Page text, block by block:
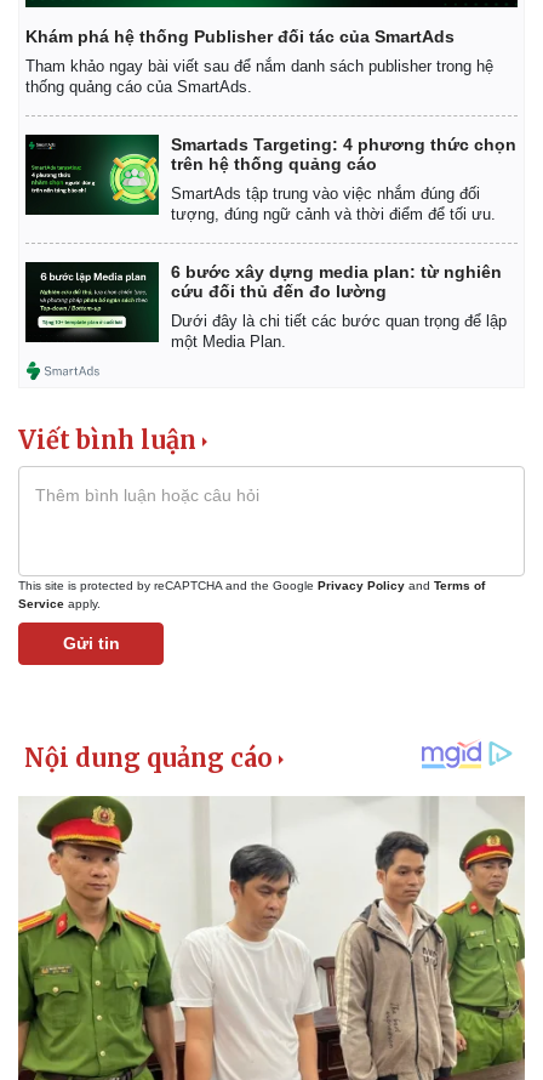
Thể thao
Bóng đá
Lịch thi đấu bóng đá
Thế giới thể thao
eSports
Hậu trường
Ô tô - Xe máy
Ô tô
Tư vấn
Khám phá hệ thống Publisher đối tác của SmartAds
Tham khảo ngay bài viết sau để nắm danh sách publisher trong hệ
thống quảng cáo của SmartAds.
Smartads Targeting: 4 phương thức chọn
trên hệ thống quảng cáo
SmartAds tập trung vào việc nhắm đúng đối
tượng, đúng ngữ cảnh và thời điểm để tối ưu.
6 bước xây dựng media plan: từ nghiên
cứu đối thủ đến đo lường
Dưới đây là chi tiết các bước quan trọng để lập
một Media Plan.
Viết bình luận
This site is protected by reCAPTCHA and the Google Privacy Policy and Terms of
Service apply.
Gửi tin